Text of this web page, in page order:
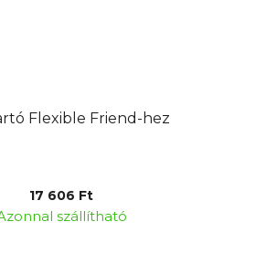
Flexible Friend-hez
17 606 Ft
szállítható